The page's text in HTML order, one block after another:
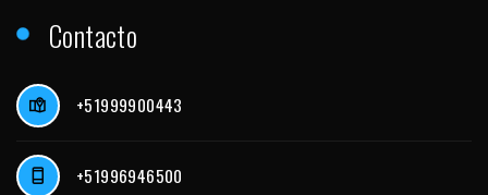
Contacto
+51999900443
+51996946500